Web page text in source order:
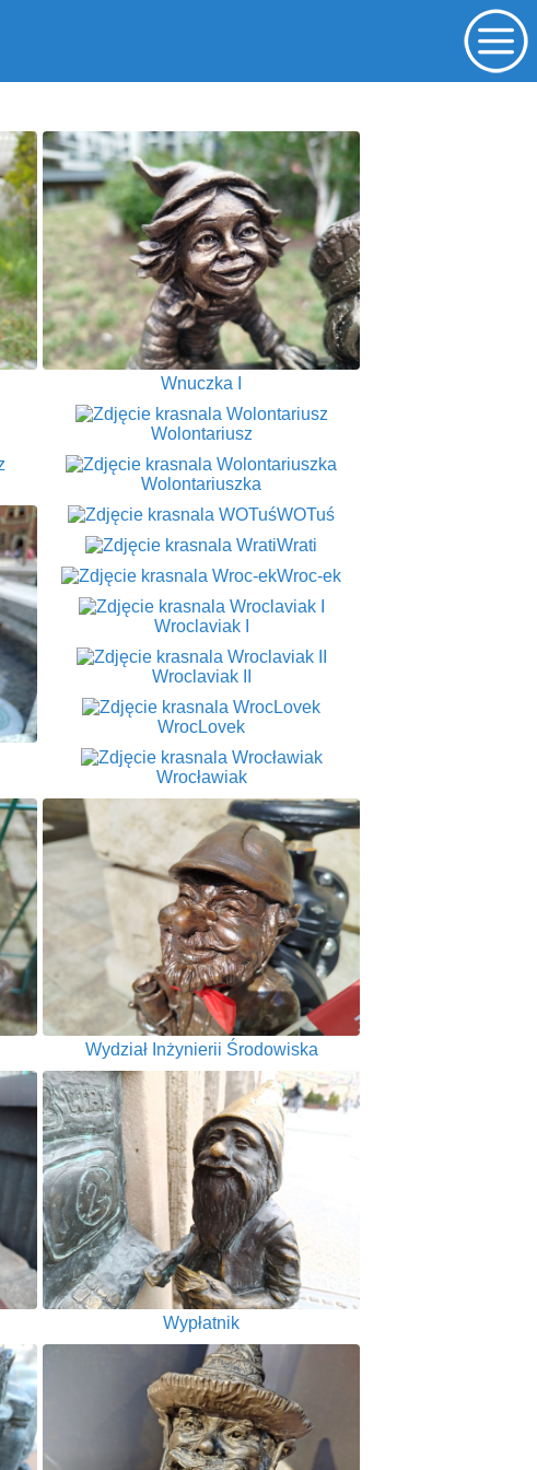
Wnuczka I
Wolontariusz
Wolontariuszka
WOTuś
Wrati
Wroc-ek
Wroclaviak I
Wroclaviak II
WrocLovek
Wrocławiak
Wydział Inżynierii Środowiska
Wypłatnik